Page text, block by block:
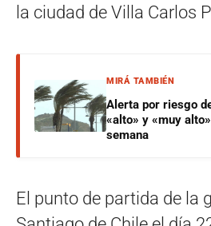
la ciudad de Villa Carlos
MIRÁ TAMBIÉN
Alerta por riesgo
«alto» y «muy
semana
El punto de partida de la